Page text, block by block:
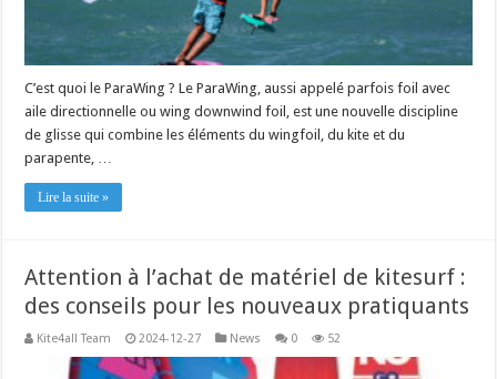
C’est quoi le ParaWing ? Le ParaWing, aussi appelé parfois foil avec
aile directionnelle ou wing downwind foil, est une nouvelle discipline
de glisse qui combine les éléments du wingfoil, du kite et du
parapente, …
Lire la suite »
Attention à l’achat de matériel de kitesurf :
des conseils pour les nouveaux pratiquants
Kite4all Team 2024-12-27 News 0 52